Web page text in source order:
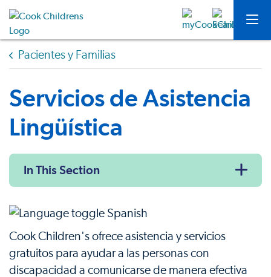
Pacientes y Familias
Servicios de Asistencia
Lingüística
In This Section
Cook Children's ofrece asistencia y servicios
gratuitos para ayudar a las personas con
discapacidad a comunicarse de manera efectiva